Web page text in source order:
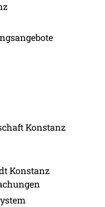
Konstanz
Konstanz